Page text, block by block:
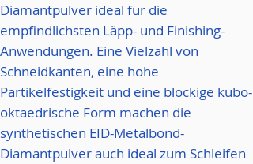
Diamantpulver ideal für die
empfindlichsten Läpp- und Finishing-
Anwendungen. Eine Vielzahl von
Schneidkanten, eine hohe
Partikelfestigkeit und eine blockige kubo-
oktaedrische Form machen die
synthetischen EID-Metalbond-
Diamantpulver auch ideal zum Schleifen